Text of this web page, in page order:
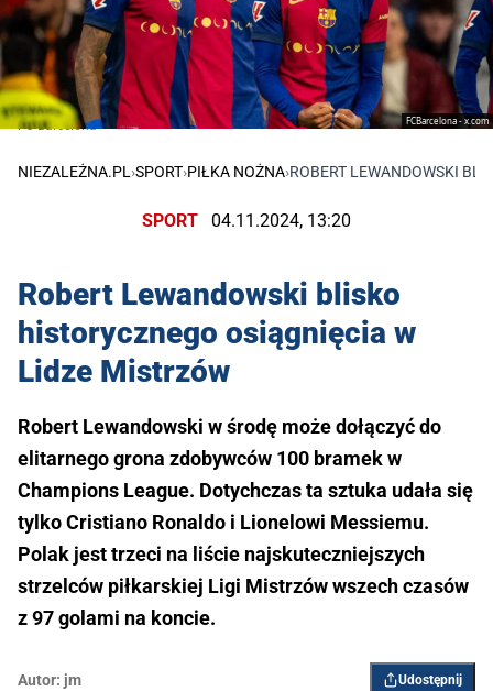
FCBarcelona - x.com
FC Barcelona
NIEZALEŻNA.PL ›SPORT›PIŁKA NOŻNA›ROBERT LEWANDOWSKI
SPORT 04.11.2024, 13:20
Robert Lewandowski blisko
historycznego osiągnięcia w
Lidze Mistrzów
Robert Lewandowski w środę może dołączyć do
elitarnego grona zdobywców 100 bramek w
Champions League. Dotychczas ta sztuka udała się
tylko Cristiano Ronaldo i Lionelowi Messiemu.
Polak jest trzeci na liście najskuteczniejszych
strzelców piłkarskiej Ligi Mistrzów wszech czasów
z 97 golami na koncie.
Autor: jm Udostępnij